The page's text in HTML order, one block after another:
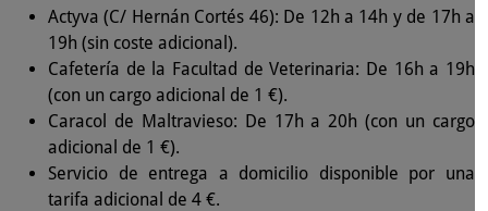
Actyva (C/ Hernán Cortés 46): De 12h a 14h y de 17h a
19h (sin coste adicional).
Cafetería de la Facultad de Veterinaria: De 16h a 19h
(con un cargo adicional de 1 €).
Caracol de Maltravieso: De 17h a 20h (con un cargo
adicional de 1 €).
Servicio de entrega a domicilio disponible por una
tarifa adicional de 4 €.